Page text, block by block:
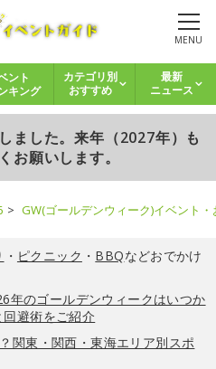
MENU
ント
キング
カテゴリ別
おすすめ
最新
ニュース
ました。来年（2027年）も
お願いします。
GW(ゴールデンウィーク)イベント
・ ピクニック ・ BBQなどおでかけ
年のゴールデンウィークはいつか
避術をご紹介
関東・関西・東海エリア別スポ